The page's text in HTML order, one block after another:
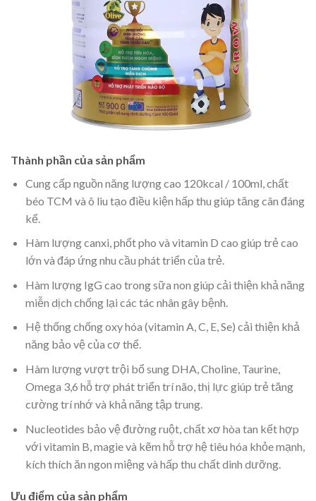
Thành phần của sản phẩm
Cung cấp nguồn năng lượng cao 120kcal / 100ml, chất
béo TCM và ô liu tạo điều kiện hấp thu giúp tăng cân đáng
kể.
Hàm lượng canxi, phốt pho và vitamin D cao giúp trẻ cao
lớn và đáp ứng nhu cầu phát triển của trẻ.
Hàm lượng IgG cao trong sữa non giúp cải thiện khả năng
miễn dịch chống lại các tác nhân gây bệnh.
Hệ thống chống oxy hóa (vitamin A, C, E, Se) cải thiện khả
năng bảo vệ của cơ thể.
Hàm lượng vượt trội bổ sung DHA, Choline, Taurine,
Omega 3,6 hỗ trợ phát triển trí não, thị lực giúp trẻ tăng
cường trí nhớ và khả năng tập trung.
Nucleotides bảo vệ đường ruột, chất xơ hòa tan kết hợp
với vitamin B, magie và kẽm hỗ trợ hệ tiêu hóa khỏe mạnh,
kích thích ăn ngon miệng và hấp thu chất dinh dưỡng.
Ưu điểm của sản phẩm